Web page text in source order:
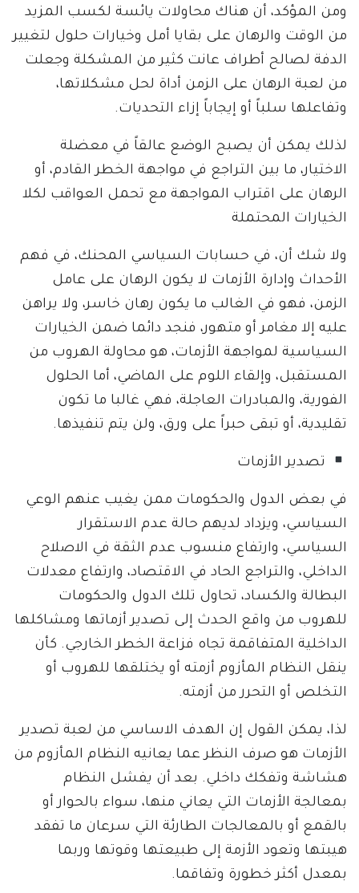
ومن المؤكد، أن هناك محاولات يائسة لكسب المزيد
من الوقت والرهان على بقايا أمل وخيارات حلول لتغيير
الدفة لصالح أطراف عانت كثير من المشكلة وجعلت
من لعبة الرهان على الزمن أداة لحل مشكلاتها،
وتفاعلها سلباً أو إيجاباً إزاء التحديات.
لذلك يمكن أن يصبح الوضع عالقاً في معضلة
الاختيار، ما بين التراجع في مواجهة الخطر القادم، أو
الرهان على اقتراب المواجهة مع تحمل العواقب لكلا
الخيارات المحتملة
ولا شك أن، في حسابات السياسي المحنك، في فهم
الأحداث وإدارة الأزمات لا يكون الرهان على عامل
الزمن، فهو في الغالب ما يكون رهان خاسر، ولا يراهن
عليه إلا مغامر أو متهور، فنجد دائما ضمن الخيارات
السياسية لمواجهة الأزمات، هو محاولة الهروب من
المستقبل، وإلقاء اللوم على الماضي، أما الحلول
الفورية، والمبادرات العاجلة، فهي غالبا ما تكون
تقليدية، أو تبقى حبراً على ورق، ولن يتم تنفيذها.
تصدير الأزمات
في بعض الدول والحكومات ممن يغيب عنهم الوعي
السياسي، ويزداد لديهم حالة عدم الاستقرار
السياسي، وارتفاع منسوب عدم الثقة في الاصلاح
الداخلي، والتراجع الحاد في الاقتصاد، وارتفاع معدلات
البطالة والكساد، تحاول تلك الدول والحكومات
للهروب من واقع الحدث إلى تصدير أزماتها ومشاكلها
الداخلية المتفاقمة تجاه فزاعة الخطر الخارجي. كأن
ينقل النظام المأزوم أزمته أو يختلقها للهروب أو
التخلص أو التحرر من أزمته.
لذا، يمكن القول إن الهدف الاساسي من لعبة تصدير
الأزمات هو صرف النظر عما يعانيه النظام المأزوم من
هشاشة وتفكك داخلي. بعد أن يفشل النظام
بمعالجة الأزمات التي يعاني منها، سواء بالحوار أو
بالقمع أو بالمعالجات الطارئة التي سرعان ما تفقد
هيبتها وتعود الأزمة إلى طبيعتها وقوتها وربما
بمعدل أكثر خطورة وتفاقما.